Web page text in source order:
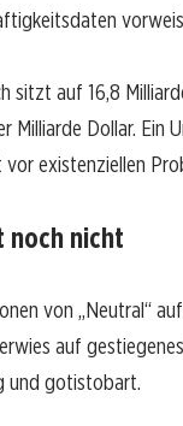
sitzt auf 16,8
Dollar. Ein
existenziellen
noch nicht
von „Neutral“
auf
und gotistobart.